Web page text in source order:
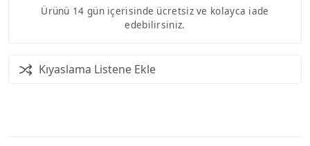
Ürünü 14 gün içerisinde ücretsiz ve kolayca iade
edebilirsiniz.
Kıyaslama Listene Ekle